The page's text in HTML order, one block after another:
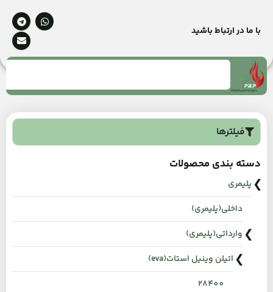
با ما در ارتباط باشید
فیلترها
دسته بندی محصولات
پلیمری
داخلی(پلیمری)
وارداتی(پلیمری)
اتیلن وینیل استات(eva)
28400